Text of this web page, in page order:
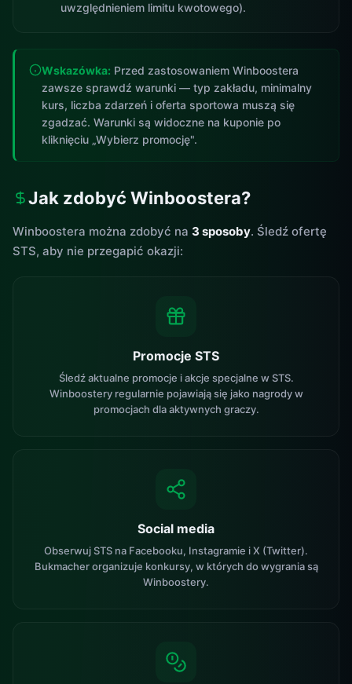
uwzględnieniem limitu kwotowego).
Wskazówka: Przed zastosowaniem Winboostera
zawsze sprawdź warunki — typ zakładu, minimalny
kurs, liczba zdarzeń i oferta sportowa muszą się
zgadzać. Warunki są widoczne na kuponie po
kliknięciu „Wybierz promocję".
Jak zdobyć Winboostera?
Winboostera można zdobyć na 3 sposoby. Śledź ofertę
STS, aby nie przegapić okazji:
Promocje STS
Śledź aktualne promocje i akcje specjalne w STS.
Winboostery regularnie pojawiają się jako nagrody w
promocjach dla aktywnych graczy.
Social media
Obserwuj STS na Facebooku, Instagramie i X (Twitter).
Bukmacher organizuje konkursy, w których do wygrania są
Winboostery.